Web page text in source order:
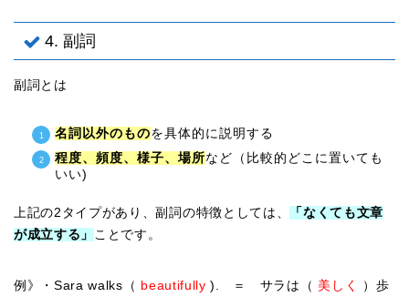
4. 副詞
副詞とは
名詞以外のものを具体的に説明する
程度、頻度、様子、場所など（比較的どこに置いても
いい)
上記の2タイプがあり、副詞の特徴としては、
「なくても文章
が成立する」
ことです。
例》・Sara walks（ beautifully ). ＝ サラは（ 美しく
）歩